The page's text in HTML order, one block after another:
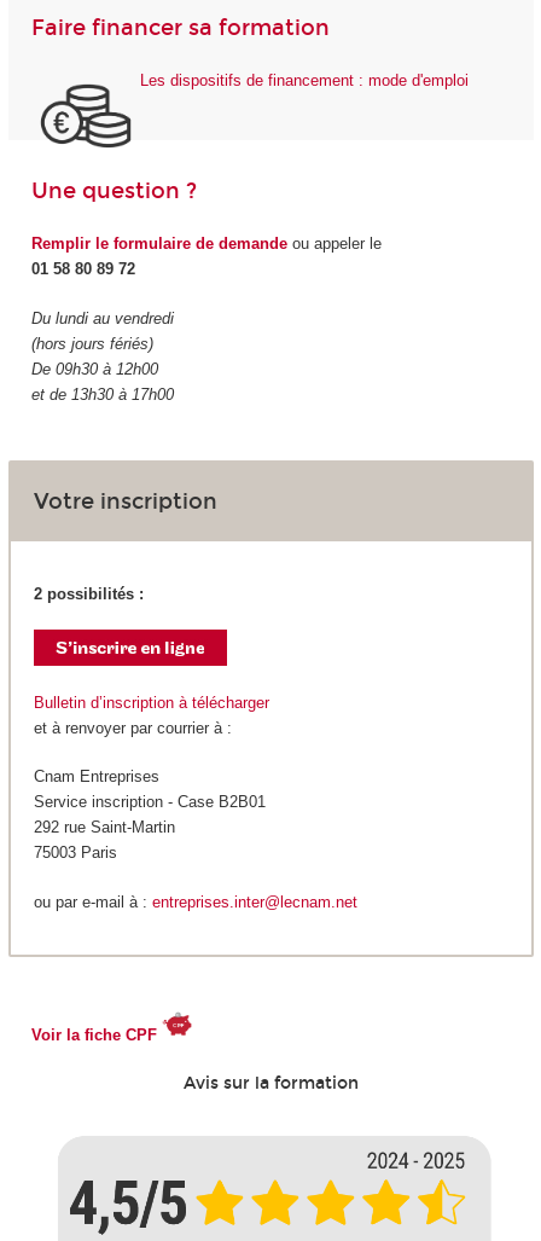
Faire financer sa formation
Les dispositifs de financement : mode d'emploi
Une question ?
Remplir le formulaire de demandeou appeler le
01 58 80 89 72
Du lundi au vendredi
(hors jours fériés)
De 09h30 à 12h00
et de 13h30 à 17h00
Votre inscription
2 possibilités :
Bulletin d’inscription à télécharger
et à renvoyer par courrier à :
Cnam Entreprises
Service inscription - Case B2B01
292 rue Saint-Martin
75003 Paris
ou par e-mail à : entreprises.inter@lecnam.net
Voir la fiche CPF
Avis sur la formation